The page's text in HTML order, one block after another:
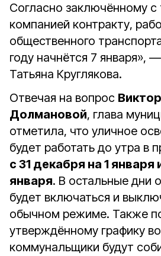
Согласно заключённому с
компанией контракту,
общественного
году начнётся 7 января»,
Татьяна Круглякова.
Отвечая на вопрос
Долмановой, глава
отметила, что уличное
будет работать до утра в
с 31 декабря на 1 января
января. В остальные дни
будет включаться и
обычном режиме. Также
утверждённому графику
коммунальщики будут